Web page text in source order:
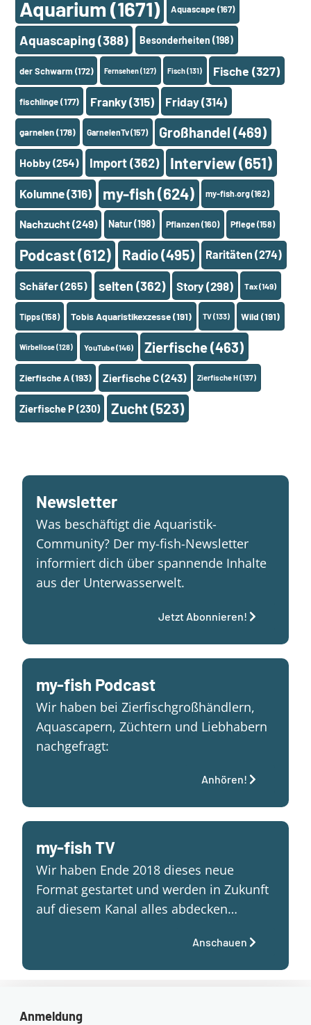
Aquarium (1671) Aquascape(167)
Aquascaping(388) Besonderheiten (198)
der Schwarm(172) Fernsehen(127) Fisch(131) Fische (327)
fischlinge(177) Franky(315) Friday(314)
garnelen(178) GarnelenTv(157) Großhandel (469)
Hobby(254) Import(362) Interview(651)
Kolumne(316) my-fish(624) my-fish.org(162)
Nachzucht(249) Natur(198) Pflanzen(160) Pflege(158)
Podcast(612) Radio(495) Raritäten (274)
Schäfer(265) selten (362) Story (298) Tax(149)
Tipps(158) Tobis Aquaristikexzesse(191) TV(133) Wild (191)
Wirbellose(128) YouTube(146) Zierfische(463)
Zierfische A(193) Zierfische C(243) Zierfische H(137)
Zierfische P(230) Zucht(523)
Newsletter
Was beschäftigt die Aquaristik-
Community? Der my-fish-Newsletter
informiert dich über spannende Inhalte
aus der Unterwasserwelt.
Jetzt Abonnieren!
my-fish Podcast
Wir haben bei Zierfischgroßhändlern,
Aquascapern, Züchtern und Liebhabern
nachgefragt:
Anhören!
my-fish TV
Wir haben Ende 2018 dieses neue
Format gestartet und werden in Zukunft
auf diesem Kanal alles abdecken…
Anschauen
Anmeldung